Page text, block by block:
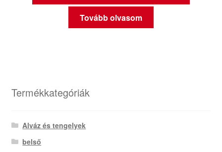
Tovább olvasom
Termékkategóriák
Alváz és tengelyek
belső